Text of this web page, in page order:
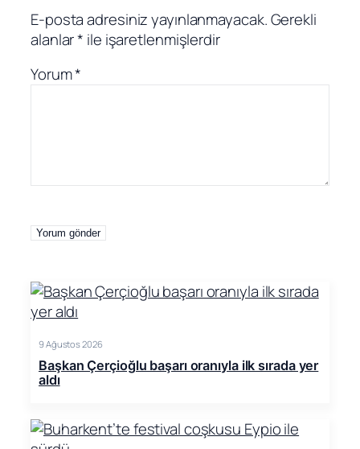
E-posta adresiniz yayınlanmayacak.Gerekli
alanlar* ile işaretlenmişlerdir
Yorum*
9 Ağustos 2026
Başkan Çerçioğlu başarı oranıyla ilk sırada yer
aldı